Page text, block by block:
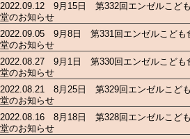
2022.09.12 9月15日 第332回エンゼルこど
堂のお知らせ
2022.09.05 9月8日 第331回エンゼルこども
堂のお知らせ
2022.08.27 9月1日 第330回エンゼルこども
堂のお知らせ
2022.08.21 8月25日 第329回エンゼルこど
堂のお知らせ
2022.08.16 8月18日 第328回エンゼルこど
堂のお知らせ